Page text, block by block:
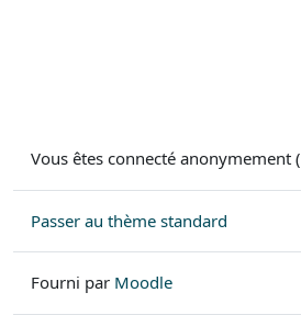
Vous êtes connecté anonymement (
Passer au thème standard
Fourni par Moodle